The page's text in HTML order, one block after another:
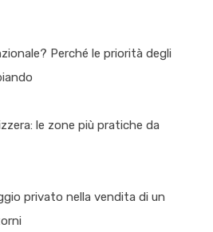
Perché le priorità degli
le zone più pratiche da
privato nella vendita di un